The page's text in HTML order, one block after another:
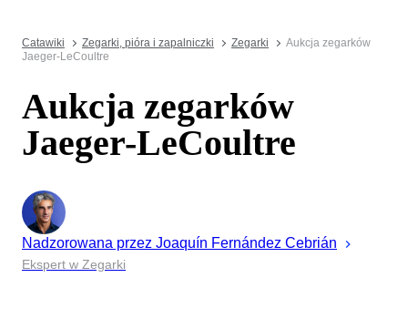
Catawiki Zegarki, pióra i zapalniczki Zegarki
Aukcja zegarków
Jaeger-LeCoultre
Aukcja zegarków
Jaeger-LeCoultre
Nadzorowana przez Joaquín Fernández Cebrián
Ekspert w Zegarki